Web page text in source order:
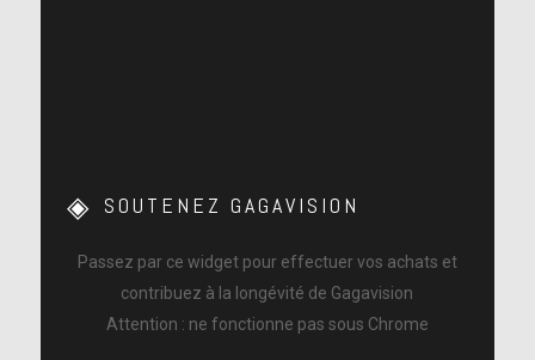
SOUTENEZ GAGAVISION
Passez par ce widget pour effectuer vos achats et
contribuez à la longévité de Gagavision
Attention : ne fonctionne pas sous Chrome